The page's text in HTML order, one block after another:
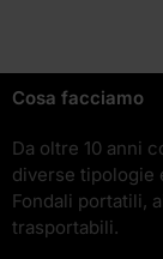
Cosa facciamo
Da oltre 10 anni
diverse tipologie
Fondali portatili,
trasportabili.